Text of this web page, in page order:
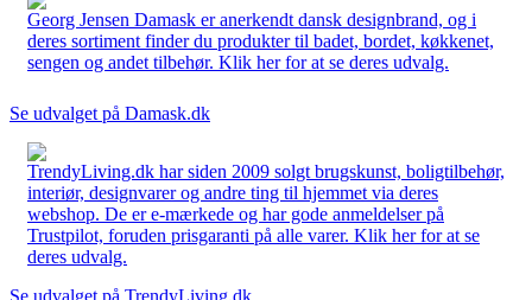
Georg Jensen Damask er anerkendt dansk designbrand, og i
deres sortiment finder du produkter til badet, bordet, køkkenet,
sengen og andet tilbehør. Klik her for at se deres udvalg.
Se udvalget på Damask.dk
TrendyLiving.dk har siden 2009 solgt brugskunst, boligtilbehør,
interiør, designvarer og andre ting til hjemmet via deres
webshop. De er e-mærkede og har gode anmeldelser på
Trustpilot, foruden prisgaranti på alle varer. Klik her for at se
deres udvalg.
Se udvalget på TrendyLiving.dk